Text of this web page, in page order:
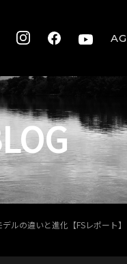
ルの違いと進化【FSレポート】